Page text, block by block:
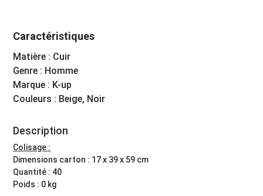
Caractéristiques
Matière : Cuir
Genre : Homme
Marque : K-up
Couleurs : Beige, Noir
Description
Colisage :
Dimensions carton : 17 x 39 x 59 cm
Quantité : 40
Poids : 0 kg